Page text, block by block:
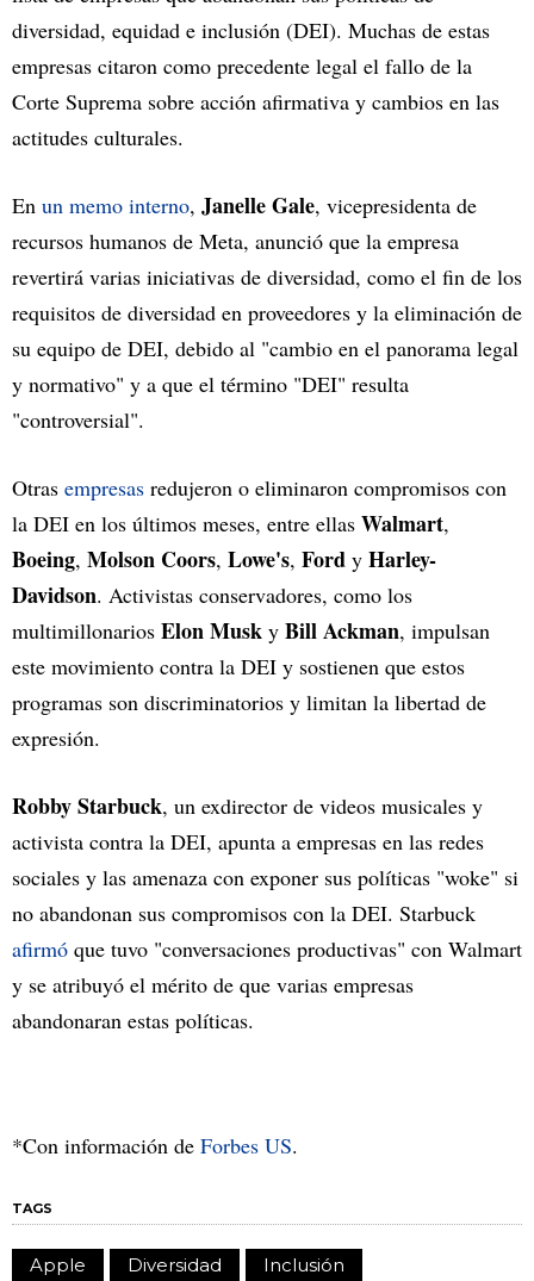
diversidad, equidad e inclusión (DEI). Muchas de estas
empresas citaron como precedente legal el fallo de la
Corte Suprema sobre acción afirmativa y cambios en las
actitudes culturales.
En un memo interno, Janelle Gale, vicepresidenta de
recursos humanos de Meta, anunció que la empresa
revertirá varias iniciativas de diversidad, como el fin de los
requisitos de diversidad en proveedores y la eliminación de
su equipo de DEI, debido al "cambio en el panorama legal
y normativo" y a que el término "DEI" resulta
"controversial".
Otras empresas redujeron o eliminaron compromisos con
la DEI en los últimos meses, entre ellas Walmart,
Boeing, Molson Coors, Lowe's, Ford y Harley-
Davidson. Activistas conservadores, como los
multimillonarios Elon Musk y Bill Ackman, impulsan
este movimiento contra la DEI y sostienen que estos
programas son discriminatorios y limitan la libertad de
expresión.
Robby Starbuck, un exdirector de videos musicales y
activista contra la DEI, apunta a empresas en las redes
sociales y las amenaza con exponer sus políticas "woke" si
no abandonan sus compromisos con la DEI. Starbuck
afirmó que tuvo "conversaciones productivas" con Walmart
y se atribuyó el mérito de que varias empresas
abandonaran estas políticas.
*Con información de Forbes US.
TAGS
Apple Diversidad Inclusión